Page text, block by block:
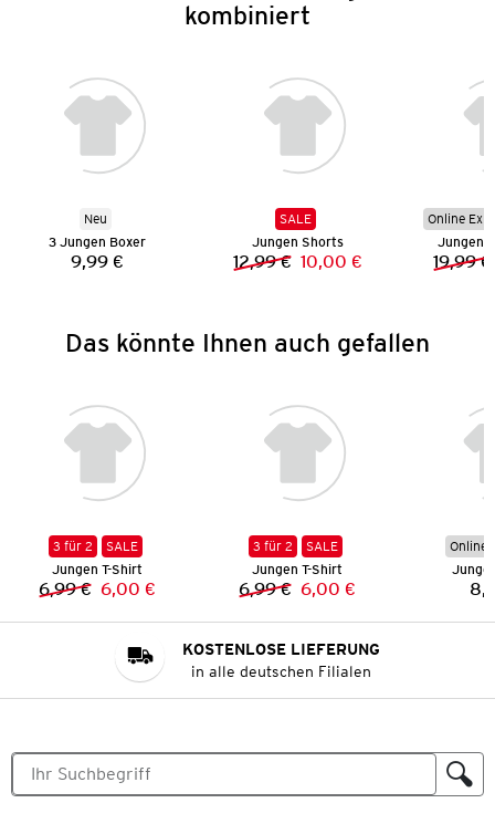
kombiniert
Neu
3 Jungen Boxer
Preis:
9,99 €
SALE
Jungen Shorts
Vorheriger Preis:
12,99 € Neuer Preis:
10,00 €
Online
Jungen
19,99 €
Das könnte Ihnen auch gefallen
3 für 2
SALE
Jungen T-Shirt
Vorheriger Preis:
6,99 € Neuer Preis:
6,00 €
3 für 2
SALE
Jungen T-Shirt
Vorheriger Preis:
6,99 € Neuer Preis:
6,00 €
Online
KOSTENLOSE LIEFERUNG
in alle deutschen Filialen